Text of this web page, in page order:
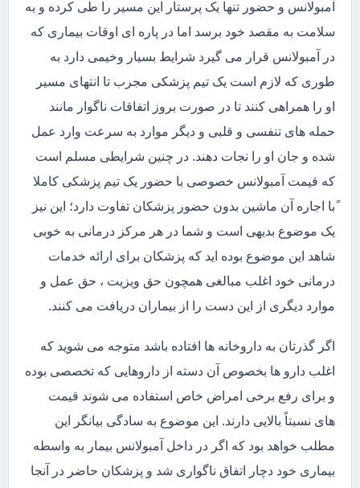
آمبولانس و حضور تنها یک پرستار این مسیر را طی کرده و به
سلامت به مقصد خود برسد اما در پاره ای اوقات بیماری که
در آمبولانس قرار می گیرد شرایط بسیار وخیمی دارد به
طوری که لازم است یک تیم پزشکی مجرب تا انتهای مسیر
او را همراهی کنند تا در صورت بروز اتفاقات ناگوار مانند
حمله های تنفسی و قلبی و دیگر موارد به سرعت وارد عمل
شده و جان او را نجات دهند. در چنین شرایطی مسلم است
که قیمت آمبولانس خصوصی با حضور یک تیم پزشکی کاملا
ًبا اجاره آن ماشین بدون حضور پزشکان تفاوت دارد؛ این نیز
یک موضوع بدیهی است و شما در هر مرکز درمانی به خوبی
شاهد این موضوع بوده اید که پزشکان برای ارائه خدمات
درمانی خود اغلب مبالغی همچون حق ویزیت ، حق عمل و
موارد دیگری از این دست را از بیماران دریافت می کنند.
اگر گذرتان به داروخانه ها افتاده باشد متوجه می شوید که
اغلب دارو ها بخصوص آن دسته از داروهایی که تخصصی بوده
و برای رفع برخی امراض خاص استفاده می شوند قیمت
های نسبتاً بالایی دارند. این موضوع به سادگی بیانگر این
مطلب خواهد بود که اگر در داخل آمبولانس بیمار به واسطه
بیماری خود دچار اتفاق ناگواری شد و پزشکان حاضر در آنجا